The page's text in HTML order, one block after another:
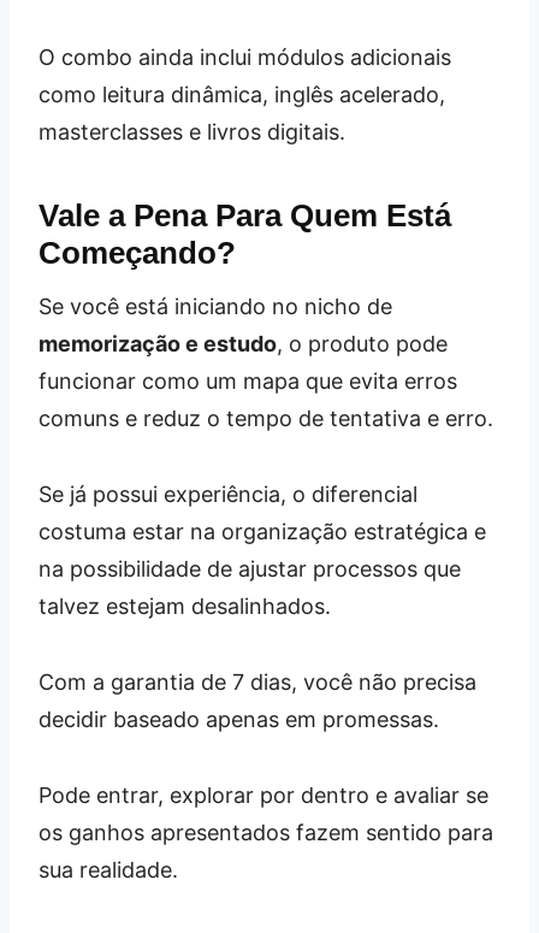
O combo ainda inclui módulos adicionais
como leitura dinâmica, inglês acelerado,
masterclasses e livros digitais.
Vale a Pena Para Quem Está
Começando?
Se você está iniciando no nicho de
memorização e estudo, o produto pode
funcionar como um mapa que evita erros
comuns e reduz o tempo de tentativa e erro.
Se já possui experiência, o diferencial
costuma estar na organização estratégica e
na possibilidade de ajustar processos que
talvez estejam desalinhados.
Com a garantia de 7 dias, você não precisa
decidir baseado apenas em promessas.
Pode entrar, explorar por dentro e avaliar se
os ganhos apresentados fazem sentido para
sua realidade.